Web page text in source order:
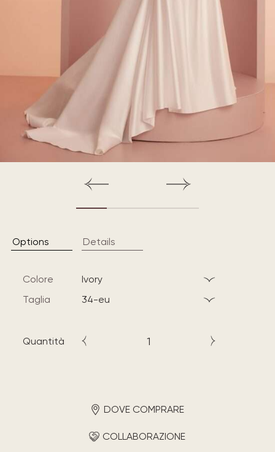
Options Details
Colore
ivory
Taglia
34-eu
Quantità
DOVE COMPRARE
COLLABORAZIONE